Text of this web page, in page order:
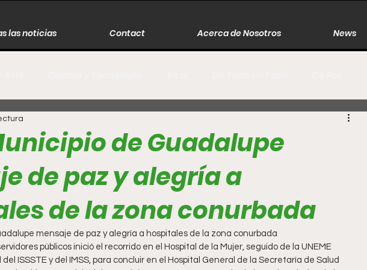
las noticias Contact Acerca de Nosotros News
Naturaleza
Literatura Internacional Moda Cine
Espectáculos Economía David Monreal Ávila
de Guadalupe
de paz y alegría a
de la zona conurbada
mensaje de paz y alegría a hospitales de la zona conurbada
ISSSTE y del IMSS, para concluir en el Hospital General de la Secretaría de Salud